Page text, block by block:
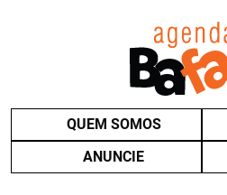
QUEM SOMOS
ANUNCIE